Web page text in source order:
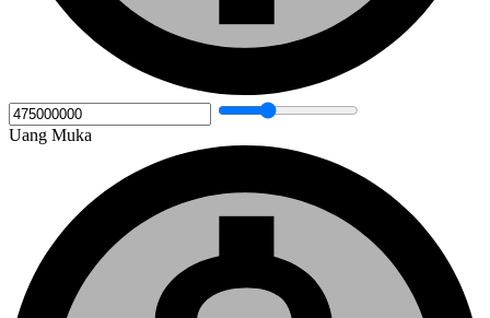
Uang Muka